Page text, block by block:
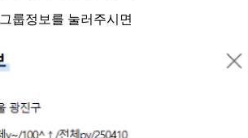
그룹정보를 눌러주시면